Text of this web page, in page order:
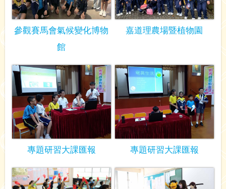
參觀賽馬會氣候變化博物
館
嘉道理農場暨植物園
專題研習大課匯報 專題研習大課匯報